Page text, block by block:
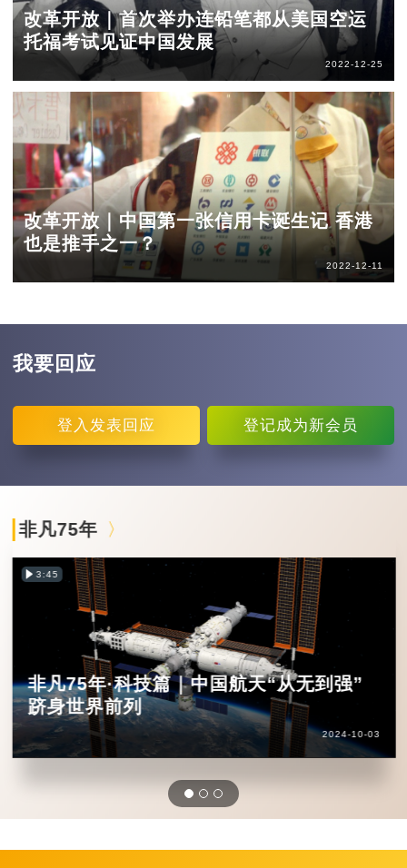
改革开放｜首次举办连铅笔都从美国空运
托福考试见证中国发展
2022-12-25
改革开放｜中国第一张信用卡诞生记 香港
也是推手之一？
2022-12-11
我要回应
登入 发表回应 登记成为新会员
非凡75年
3:45
非凡75年·科技篇｜中国航天“从无到强”
跻身世界前列
2024-10-03